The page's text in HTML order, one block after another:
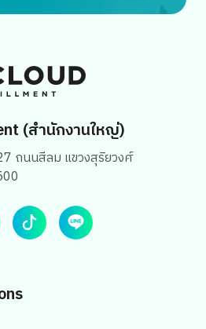
นอย่างมาก การเปรียบเทียบราคา
ดสินใจ ปัจจัยอะไรที่ทำให้คนซื้อ
วอย่างไรให้ขายดีช่วงวันหยุด
ำคัญที่ต้องระวัง ! การใช้ฟีเจอร์
แม้ว่าการเปิดใช้ ‘ฟีเจอร์โหมดพัก
ยทาง Marketplace ในช่วง
างเลือกที่น่าสนใจสำหรับร้านค้า
นหรือจัดการเรื่องส่วนตัว แต่ร้าน
อาจเกิดขึ้นจากการตัดสินใจนี้อย่าง
มดพักร้อนนั้นจะส่งผลให้ร้านค้าถูก
ค้าบนแพลตฟอร์มต่างๆ อย่างสิ้น
(สำนักงานใหญ่)
ถนนสีลม แขวงสุริยวงศ์